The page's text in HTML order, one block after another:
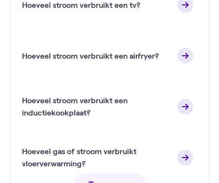
Hoeveel stroom verbruikt een tv?
Hoeveel stroom verbruikt een airfryer?
Hoeveel stroom verbruikt een
inductiekookplaat?
Hoeveel gas of stroom verbruikt
vloerverwarming?